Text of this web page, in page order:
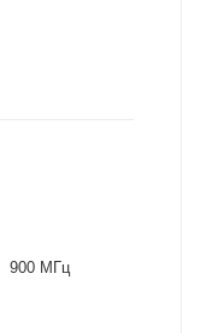
900 МГц